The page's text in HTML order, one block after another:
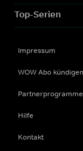
Top-Serien
Impressum
WOW Abo kündigen
Partnerprogramme
Hilfe
Kontakt